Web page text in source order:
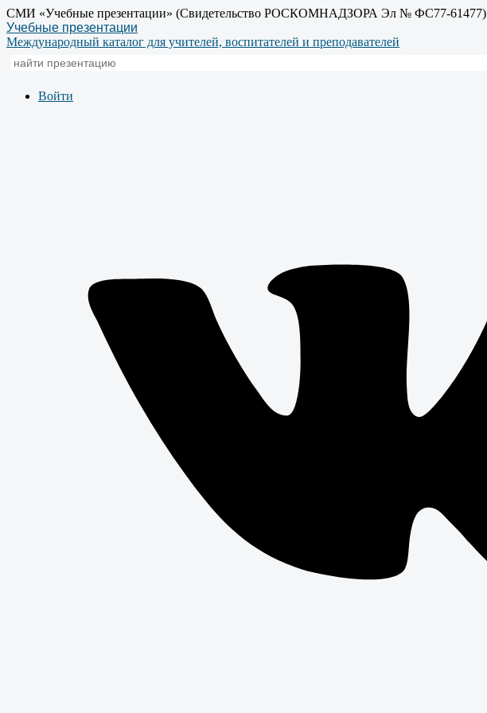
СМИ «Учебные презентации» (Свидетельство РОСКОМНАДЗОРА Эл № ФС77-61477)
Учебные презентации
Международный каталог для учителей, воспитателей и преподавателей
Войти